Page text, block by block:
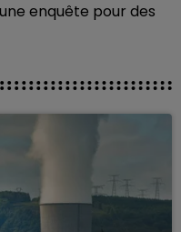
enquête pour des